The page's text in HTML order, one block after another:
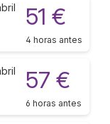
51 €
4 horas antes
57 €
6 horas antes